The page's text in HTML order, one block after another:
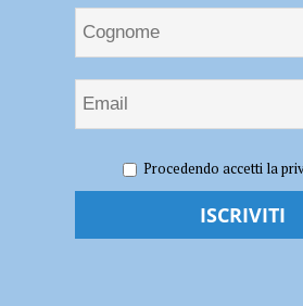
corrotti, commissariato il Comune di
guida temporanea al viceprefetto
Appalti corrotti,
Procedendo accetti la